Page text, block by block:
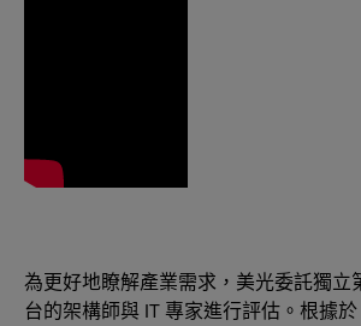
為更好地瞭解產業需求，美光委託獨立
台的架構師與 IT 專家進行評估。根據